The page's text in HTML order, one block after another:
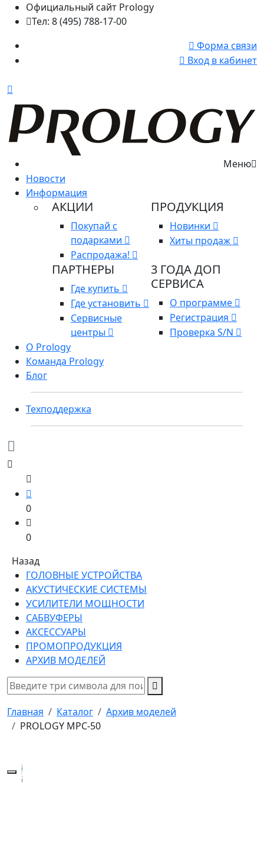
Официальный сайт Prology
Тел: 8 (495) 788-17-00
Форма связи
Вход в кабинет
Меню
Новости
Информация
АКЦИИ
Покупай с
подарками
Распродажа!
ПРОДУКЦИЯ
Новинки
Хиты продаж
ПАРТНЕРЫ
Где купить
Где установить
Сервисные
центры
3 ГОДА ДОП
СЕРВИСА
О программе
Регистрация
Проверка S/N
О Prology
Команда Prology
Блог
Техподдержка
0
0
Назад
ГОЛОВНЫЕ УСТРОЙСТВА
АКУСТИЧЕСКИЕ СИСТЕМЫ
УСИЛИТЕЛИ МОЩНОСТИ
САБВУФЕРЫ
АКСЕССУАРЫ
ПРОМОПРОДУКЦИЯ
АРХИВ МОДЕЛЕЙ
Главная Каталог
Архив моделей
PROLOGY MPC-50